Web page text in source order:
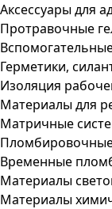
Аксессуары для
Протравочные
Герметики,
Изоляция
Материалы для
Матричные
Временные
Материалы
Материалы